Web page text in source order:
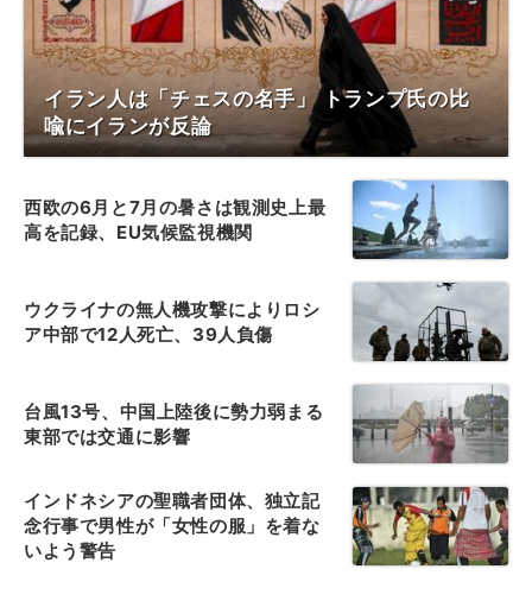
イラン人は「チェスの名手」 トランプ氏の比
喩にイランが反論
西欧の6月と7月の暑さは観測史上最
高を記録、EU気候監視機関
ウクライナの無人機攻撃によりロシ
ア中部で12人死亡、39人負傷
台風13号、中国上陸後に勢力弱まる
東部では交通に影響
インドネシアの聖職者団体、独立記
念行事で男性が「女性の服」を着な
いよう警告